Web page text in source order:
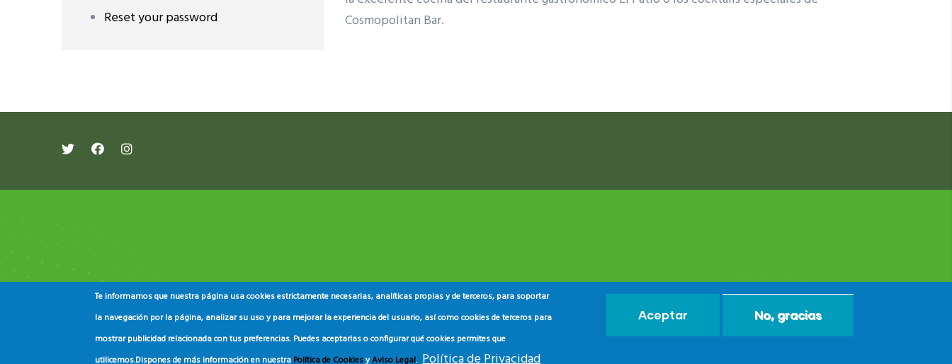
Cosmopolitan Bar.
Reset your password
Te informamos que nuestra página usa cookies estrictamente necesarias, analíticas propias y de terceros, para soportar
la navegación por la página, analizar su uso y para mejorar la experiencia del usuario, así como cookies de terceros para
mostrar publicidad relacionada con tus preferencias. Puedes aceptarlas o configurar qué cookies permites que
utilicemos.Dispones de más información en nuestra Política de CookiesyAviso Legal. Política de Privacidad
Aceptar No, gracias